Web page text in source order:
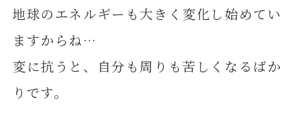
地球のエネルギーも大きく変化し始めてい
ますからね…
変に抗うと、自分も周りも苦しくなるばか
りです。